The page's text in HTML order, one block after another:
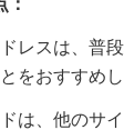
レスは、普
をおすすめし
は、他のサ